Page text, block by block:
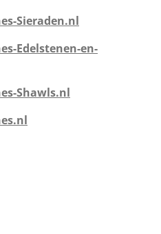
Sieraden.nl
Edelstenen-en-
Shawls.nl